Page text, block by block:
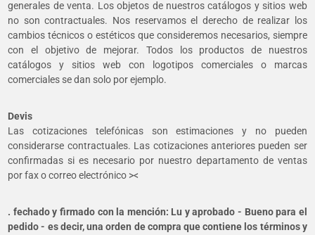
generales de venta. Los objetos de nuestros catálogos y sitios web
no son contractuales. Nos reservamos el derecho de realizar los
cambios técnicos o estéticos que consideremos necesarios, siempre
con el objetivo de mejorar. Todos los productos de nuestros
catálogos y sitios web con logotipos comerciales o marcas
comerciales se dan solo por ejemplo.
Devis
Las cotizaciones telefónicas son estimaciones y no pueden
considerarse contractuales. Las cotizaciones anteriores pueden ser
confirmadas si es necesario por nuestro departamento de ventas
por fax o correo electrónico ><
. fechado y firmado con la mención: Lu y aprobado - Bueno para el
pedido - es decir, una orden de compra que contiene los términos y